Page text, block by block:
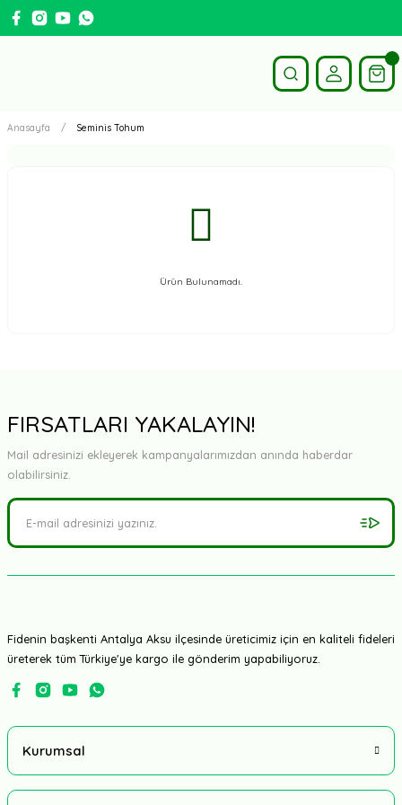
Anasayfa Seminis Tohum
Ürün Bulunamadı.
FIRSATLARI YAKALAYIN!
Mail adresinizi ekleyerek kampanyalarımızdan anında haberdar
olabilirsiniz.
Fidenin başkenti Antalya Aksu ilçesinde üreticimiz için en kaliteli fideleri
üreterek tüm Türkiye'ye kargo ile gönderim yapabiliyoruz.
Kurumsal